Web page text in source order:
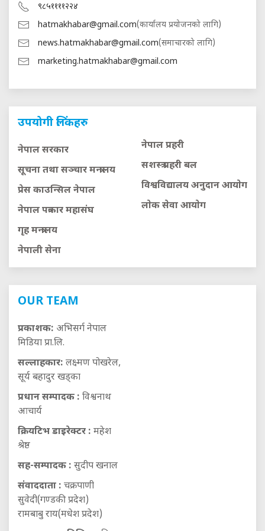
९८५११११२२४
hatmakhabar@gmail.com(कार्यालय प्रयोजनको लागि)
news.hatmakhabar@gmail.com(समाचारको लागि)
marketing.hatmakhabar@gmail.com
उपयोगी लिंकहरु
नेपाल सरकार
सूचना तथा सञ्चार मन्त्रालय
प्रेस काउन्सिल नेपाल
नेपाल पत्रकार महासंघ
गृह मन्त्रालय
नेपाली सेना
नेपाल प्रहरी
सशस्त्र प्रहरी बल
विश्वविद्यालय अनुदान आयाेग
लाेक सेवा आयाेग
OUR TEAM
प्रकाशक: अभिसर्ग नेपाल
मिडिया प्रा.लि.
सल्लाहकार: लक्ष्मण पोखरेल,
सूर्य बहादुर खड्का
प्रधान सम्पादक : विश्वनाथ
आचार्य
क्रियटिभ डाइरेक्टर : महेश
श्रेष्ठ
सह-सम्पादक : सुदीप खनाल
संवाददाता : चक्रपाणी
सुवेदी(गण्डकी प्रदेश)
रामबाबु राय(मधेश प्रदेश)